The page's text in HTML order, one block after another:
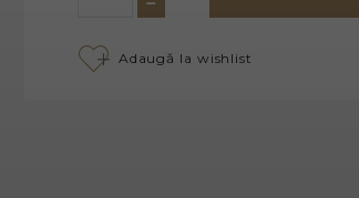
Adaugă la wishlist